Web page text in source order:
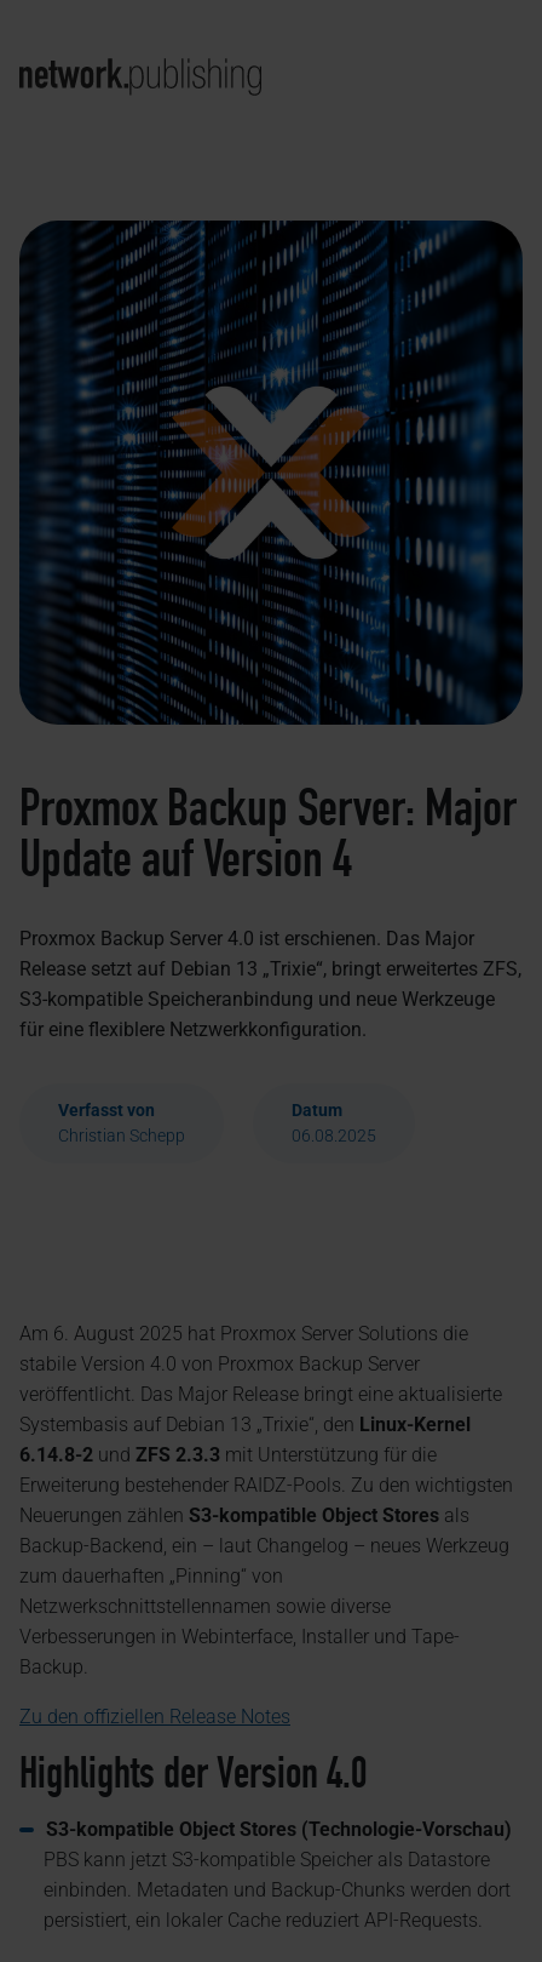
Proxmox Backup Server: Major
Update auf Version 4
Proxmox Backup Server 4.0 ist erschienen. Das Major
Release setzt auf Debian 13 „Trixie“, bringt erweitertes ZFS,
S3-kompatible Speicheranbindung und neue Werkzeuge
für eine flexiblere Netzwerkkonfiguration.
Verfasst von
Christian Schepp
Datum
06.08.2025
Am 6. August 2025 hat Proxmox Server Solutions die
stabile Version 4.0 von Proxmox Backup Server
veröffentlicht. Das Major Release bringt eine aktualisierte
Systembasis auf Debian 13 „Trixie“, den Linux-Kernel
6.14.8-2 und ZFS 2.3.3 mit Unterstützung für die
Erweiterung bestehender RAIDZ-Pools. Zu den wichtigsten
Neuerungen zählen S3-kompatible Object Stores als
Backup-Backend, ein – laut Changelog – neues Werkzeug
zum dauerhaften „Pinning“ von
Netzwerkschnittstellennamen sowie diverse
Verbesserungen in Webinterface, Installer und Tape-
Backup.
Zu den offiziellen Release Notes
Highlights der Version 4.0
S3-kompatible Object Stores (Technologie-Vorschau)
PBS kann jetzt S3-kompatible Speicher als Datastore
einbinden. Metadaten und Backup-Chunks werden dort
persistiert, ein lokaler Cache reduziert API-Requests.